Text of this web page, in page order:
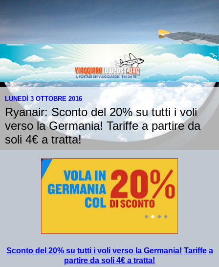
LUNEDÌ 3 OTTOBRE 2016
Ryanair: Sconto del 20% su tutti i voli
verso la Germania! Tariffe a partire da
soli 4€ a tratta!
Sconto del 20% su tutti i voli verso la Germania! Tariffe a
partire da soli 4€ a tratta!